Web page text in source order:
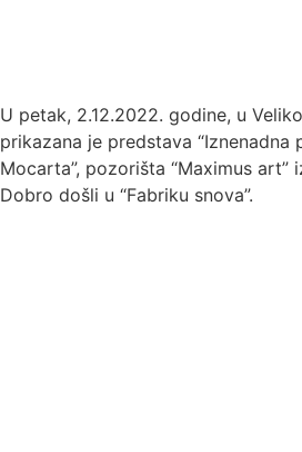
U petak, 2.12.2022. godine, u
prikazana je predstava “Iznenadna
Mocarta”, pozorišta “Maximus art”
Dobro došli u “Fabriku snova”.